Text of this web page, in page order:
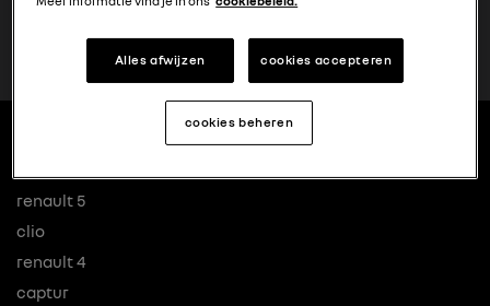
renault 5
clio
renault 4
captur
Alles afwijzen cookies accepteren
cookies beheren